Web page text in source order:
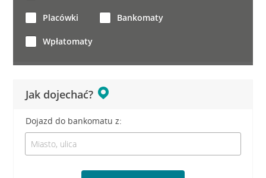
Jak dojechać?
Dojazd do bankomatu z:
Placówki Bankomaty
Wpłatomaty